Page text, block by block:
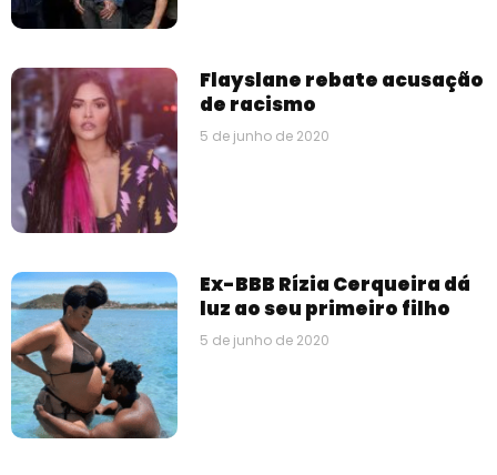
Flayslane rebate acusação
de racismo
5 de junho de 2020
Ex-BBB Rízia Cerqueira dá
luz ao seu primeiro filho
5 de junho de 2020